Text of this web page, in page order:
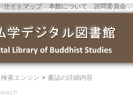
サイトマップ．本館について ． 諮問委員会 ．
検索エンジン > 書誌の詳細内容